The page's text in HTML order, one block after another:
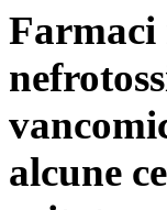
Farmaci
alcune